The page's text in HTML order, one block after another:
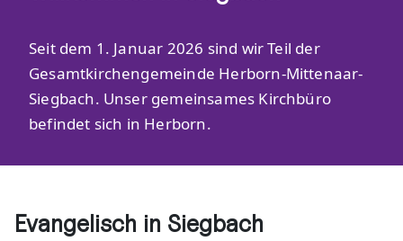
Seit dem 1. Januar 2026 sind wir Teil der
Gesamtkirchengemeinde Herborn-Mittenaar-
Siegbach. Unser gemeinsames Kirchbüro
befindet sich in Herborn.
Evangelisch in Siegbach